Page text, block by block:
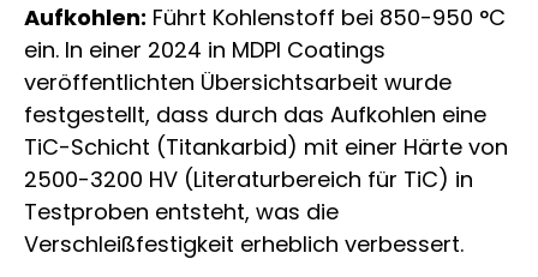
Aufkohlen: Führt Kohlenstoff bei 850-950 °C
ein. In einer 2024 in MDPI Coatings
veröffentlichten Übersichtsarbeit wurde
festgestellt, dass durch das Aufkohlen eine
TiC-Schicht (Titankarbid) mit einer Härte von
2500-3200 HV (Literaturbereich für TiC) in
Testproben entsteht, was die
Verschleißfestigkeit erheblich verbessert.